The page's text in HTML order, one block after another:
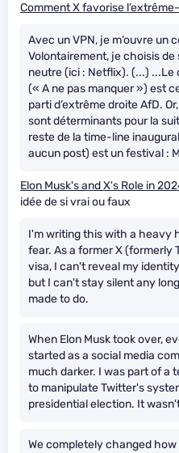
Comment X favorise
Avec un VPN, je m’ouvre un
Volontairement, je choisis
neutre (ici : Netflix). (...)
(« A ne pas manquer ») est
parti d’extrême droite AfD.
sont déterminants pour la
reste de la time-line
aucun post) est un festival :
Elon Musk's and X's Role in
idée de si vrai ou faux
I'm writing this with a heavy
fear. As a former X (formerly
visa, I can't reveal my
but I can't stay silent any
made to do.
When Elon Musk took over,
started as a social media
much darker. I was part of a
to manipulate Twitter's
presidential election. It
We completely changed